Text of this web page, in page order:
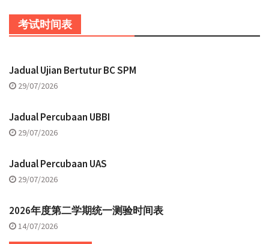
考试时间表
Jadual Ujian Bertutur BC SPM
29/07/2026
Jadual Percubaan UBBI
29/07/2026
Jadual Percubaan UAS
29/07/2026
2026年度第二学期统一测验时间表
14/07/2026